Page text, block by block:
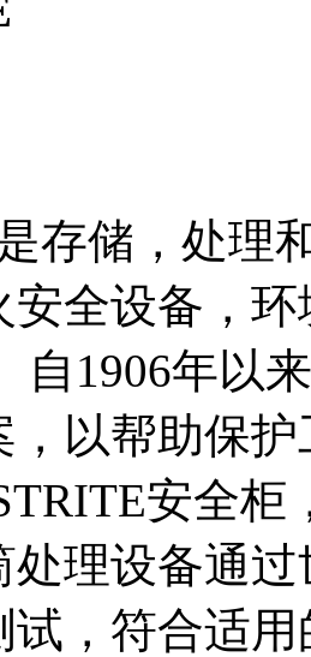
存储，处理
安全设备，
自1906年以
，以帮助保
安全
处理设备通
试，符合适